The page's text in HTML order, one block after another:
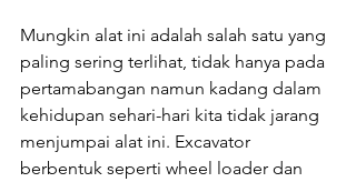
Mungkin alat ini adalah salah satu yang
paling sering terlihat, tidak hanya pada
pertamabangan namun kadang dalam
kehidupan sehari-hari kita tidak jarang
menjumpai alat ini. Excavator
berbentuk seperti wheel loader dan